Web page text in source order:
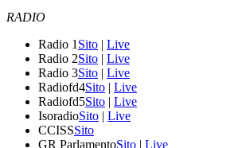
RADIO
Radio 1 Sito | Live
Radio 2Sito | Live
Radio 3Sito | Live
Radiofd4Sito | Live
Radiofd5Sito | Live
IsoradioSito | Live
CCISSSito
GR ParlamentoSito | Live